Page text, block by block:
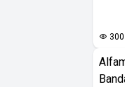
300